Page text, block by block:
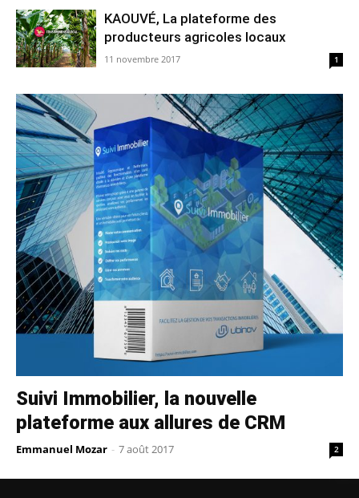
KAOUVÉ, La plateforme des
producteurs agricoles locaux
11 novembre 2017 1
Suivi Immobilier, la nouvelle
plateforme aux allures de CRM
Emmanuel Mozar - 7 août 2017 2